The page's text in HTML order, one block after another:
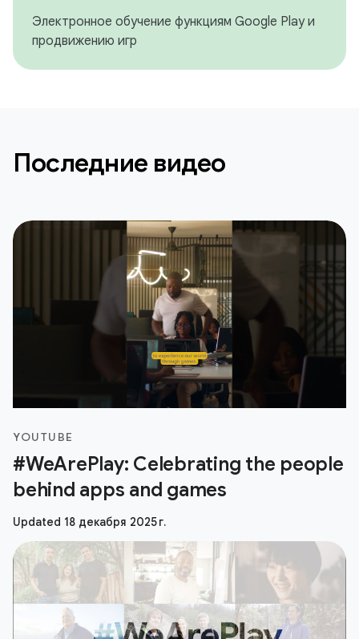
Электронное обучение функциям Google Play и
продвижению игр
Последние видео
YOUTUBE
#WeArePlay: Celebrating the people
behind apps and games
Updated 18 декабря 2025 г.